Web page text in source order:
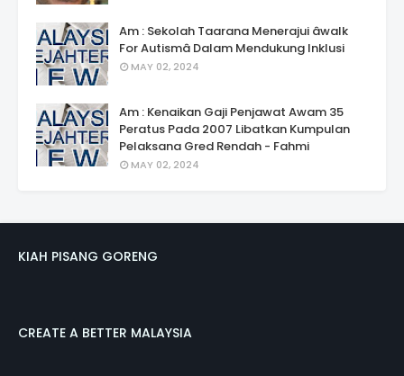
Am : Sekolah Taarana Menerajui âwalk
For Autismâ Dalam Mendukung Inklusi
MAY 02, 2024
Am : Kenaikan Gaji Penjawat Awam 35
Peratus Pada 2007 Libatkan Kumpulan
Pelaksana Gred Rendah - Fahmi
MAY 02, 2024
KIAH PISANG GORENG
CREATE A BETTER MALAYSIA